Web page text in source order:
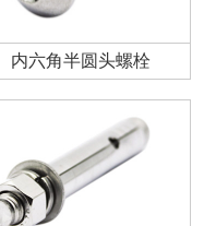
内六角半圆头螺栓